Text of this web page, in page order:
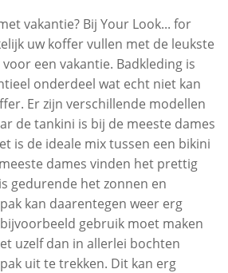
vakantie? Bij Your Look... for
uw koffer vullen met de leukste
een vakantie. Badkleding is
onderdeel wat echt niet kan
Er zijn verschillende modellen
de tankini is bij de meeste dames
is de ideale mix tussen een bikini
dames vinden het prettig
gedurende het zonnen en
kan daarentegen weer erg
gebruik moet maken
uzelf dan in allerlei bochten
uit te trekken. Dit kan erg